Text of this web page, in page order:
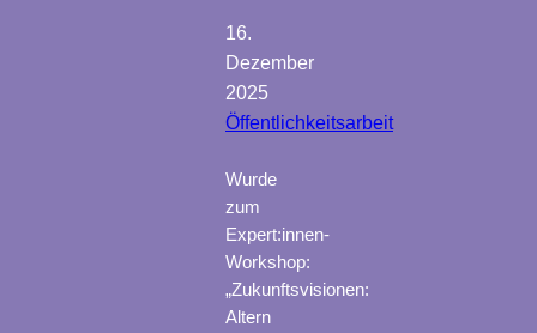
16.
Dezember
2025
Öffentlichkeitsarbeit
Wurde
zum
Expert:innen-
Workshop:
„Zukunftsvisionen:
Altern